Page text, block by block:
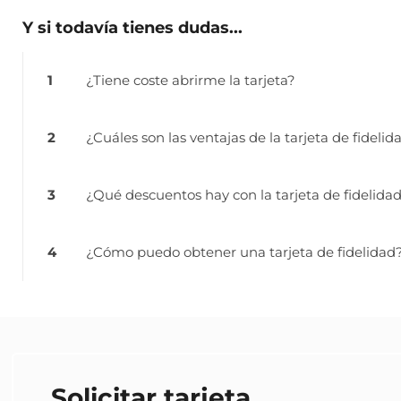
Y si todavía tienes dudas...
1 ¿Tiene coste abrirme la tarjeta?
2 ¿Cuáles son las ventajas de la tarjeta de
3 ¿Qué descuentos hay con la tarjeta de
4 ¿Cómo puedo obtener una tarjeta de